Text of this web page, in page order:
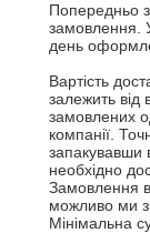
Попередньо
замовлення.
день
Вартість
залежить від
замовлених
компанії.
запакувавши
необхідно
Замовлення
можливо ми
Мінімальна